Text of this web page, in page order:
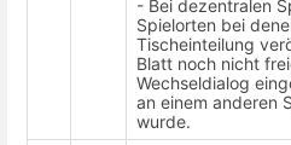
- Bei dezentralen
Spielorten bei
Tischeinteilung
Blatt noch nicht
Wechseldialog
an einem anderen
wurde.